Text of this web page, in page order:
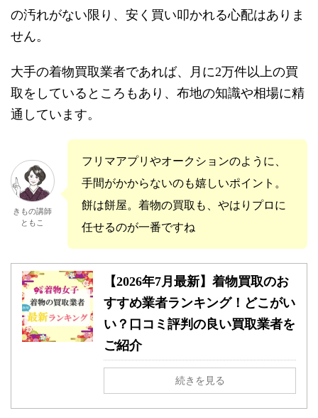
の汚れがない限り、安く買い叩かれる心配はありま
せん。
大手の着物買取業者であれば、月に2万件以上の買
取をしているところもあり、布地の知識や相場に精
通しています。
きもの講師
ともこ
フリマアプリやオークションのように、
手間がかからないのも嬉しいポイント。
餅は餅屋。着物の買取も、やはりプロに
任せるのが一番ですね
【2026年7月最新】着物買取のお
すすめ業者ランキング！どこがい
い？口コミ評判の良い買取業者を
ご紹介
続きを見る